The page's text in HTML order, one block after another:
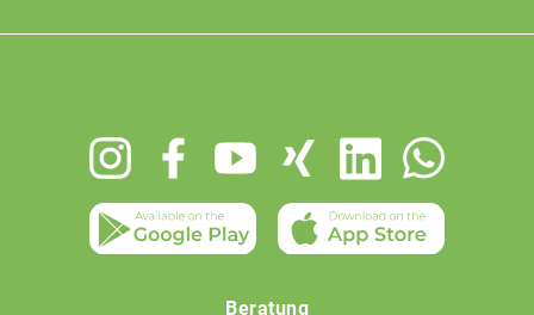
Beratung